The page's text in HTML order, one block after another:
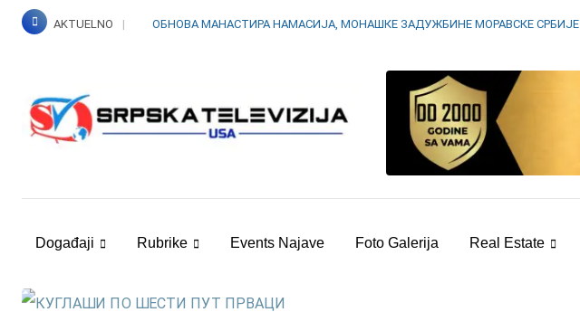
Skip
AKTUELNO ОБНОВА МАНАСТИРА НАМАСИЈА, МОНАШКЕ ЗАДУЖБИНЕ МОРАВСКЕ СРБИЈЕ
Događaji Rubrike Events Najave Foto Galerija Real Estate